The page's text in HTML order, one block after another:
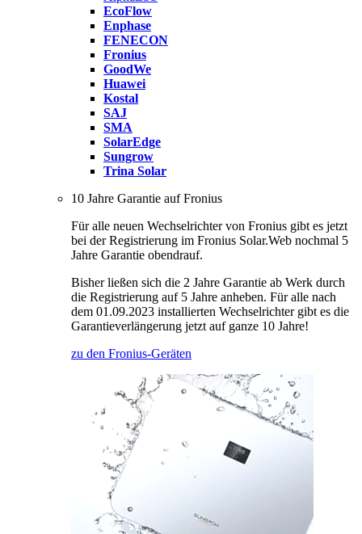
EcoFlow
Enphase
FENECON
Fronius
GoodWe
Huawei
Kostal
SAJ
SMA
SolarEdge
Sungrow
Trina Solar
10 Jahre Garantie auf Fronius
Für alle neuen Wechselrichter von Fronius gibt es jetzt
bei der Registrierung im Fronius Solar.Web nochmal 5
Jahre Garantie obendrauf.
Bisher ließen sich die 2 Jahre Garantie ab Werk durch
die Registrierung auf 5 Jahre anheben. Für alle nach
dem 01.09.2023 installierten Wechselrichter gibt es die
Garantieverlängerung jetzt auf ganze 10 Jahre!
zu den Fronius-Geräten